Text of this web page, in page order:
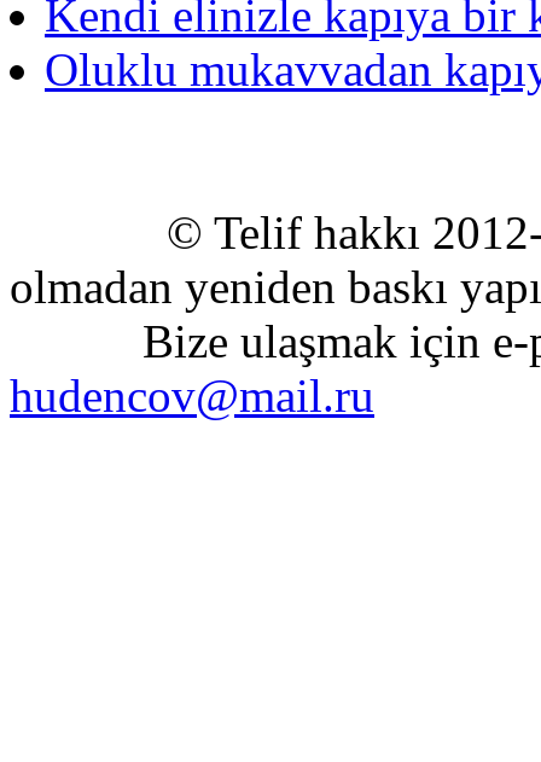
Kendi elinizle kapıya bir
Oluklu mukavvadan
© Telif hakkı 2012-
olmadan yeniden baskı
Bize ulaşmak için e-
hudencov@mail.ru